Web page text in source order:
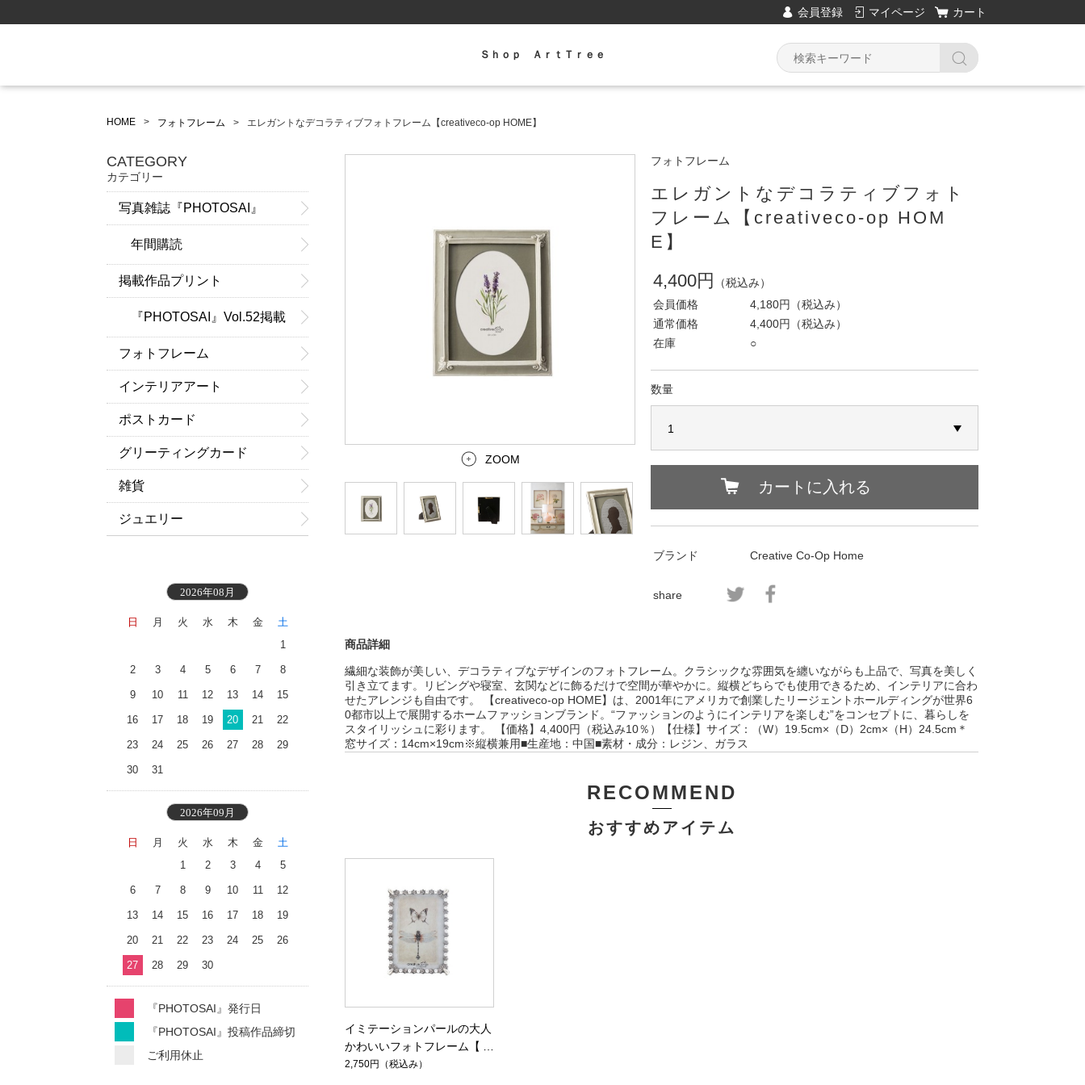
会員登録 マイページ カート
Ｓｈｏｐ ＡｒｔＴｒｅｅ
HOME フォトフレーム エレガントなデコラティブフォトフレーム【creativeco-op HOME】
ZOOM
フォトフレーム
エレガントなデコラティブフォト
フレーム【creativeco-op HOM
E】
4,400円
（税込み）
会員価格
4,180円
（税込み）
通常価格
4,400円
（税込み）
在庫
○
数量
カートに入れる
ブランド Creative Co-Op Home
share
商品詳細
繊細な装飾が美しい、デコラティブなデザインのフォトフレーム。クラシックな雰囲気を纏いながらも上品で、写真を美しく
引き立てます。リビングや寝室、玄関などに飾るだけで空間が華やかに。縦横どちらでも使用できるため、インテリアに合わ
せたアレンジも自由です。 【creativeco-op HOME】は、2001年にアメリカで創業したリージェントホールディングが世界6
0都市以上で展開するホームファッションブランド。“ファッションのようにインテリアを楽しむ”をコンセプトに、暮らしを
スタイリッシュに彩ります。 【価格】4,400円（税込み10％）【仕様】サイズ：（W）19.5cm×（D）2cm×（H）24.5cm＊
窓サイズ：14cm×19cm※縦横兼用■生産地：中国■素材・成分：レジン、ガラス
RECOMMEND
おすすめアイテム
イミテーションパールの大人
かわいいフォトフレーム【cr
eativeco-op HOME】
2,750円 （税込み）
CATEGORY
カテゴリー
写真雑誌『PHOTOSAI』
年間購読
掲載作品プリント
『PHOTOSAI』Vol.52掲載
フォトフレーム
インテリアアート
ポストカード
グリーティングカード
雑貨
ジュエリー
2026年08月
日 月 火 水 木 金
土
1
2 3 4 5 6 7 8
9 10 11 12 13 14 15
16 17 18 19 20 21 22
23 24 25 26 27 28 29
30 31
2026年09月
日 月 火 水 木 金
土
1
2 3 4 5
6 7 8 9 10 11 12
13 14 15 16 17 18 19
20 21 22 23 24 25 26
27 28 29 30
『PHOTOSAI』発行日
『PHOTOSAI』投稿作品締切
ご利用休止